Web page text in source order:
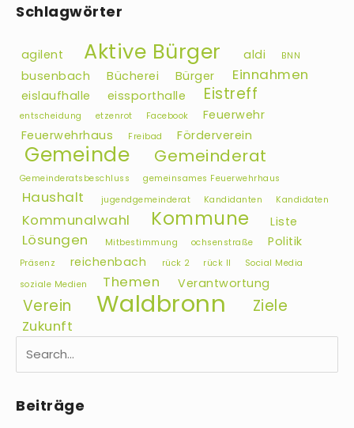
Schlagwörter
agilent Aktive Bürger aldi BNN
busenbach Bücherei Bürger Einnahmen
eislaufhalle eissporthalle Eistreff
entscheidung etzenrot Facebook
Feuerwehr
Feuerwehrhaus
Freibad Förderverein
Gemeinde Gemeinderat
Gemeinderatsbeschluss gemeinsames Feuerwehrhaus
Haushalt jugendgemeinderat Kandidanten Kandidaten
Kommunalwahl Kommune Liste
Lösungen Mitbestimmung ochsenstraße Politik
Präsenz reichenbach rück 2 rück II
Social Media
soziale Medien
Themen Verantwortung
Verein Waldbronn Ziele
Zukunft
Beiträge